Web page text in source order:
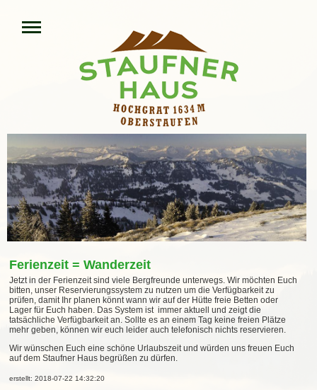
Ferienzeit = Wanderzeit
Jetzt in der Ferienzeit sind viele Bergfreunde unterwegs. Wir möchten Euch
bitten, unser Reservierungssystem zu nutzen um die Verfügbarkeit zu
prüfen, damit Ihr planen könnt wann wir auf der Hütte freie Betten oder
Lager für Euch haben. Das System ist immer aktuell und zeigt die
tatsächliche Verfügbarkeit an. Sollte es an einem Tag keine freien Plätze
mehr geben, können wir euch leider auch telefonisch nichts reservieren.
Wir wünschen Euch eine schöne Urlaubszeit und würden uns freuen Euch
auf dem Staufner Haus begrüßen zu dürfen.
erstellt: 2018-07-22 14:32:20